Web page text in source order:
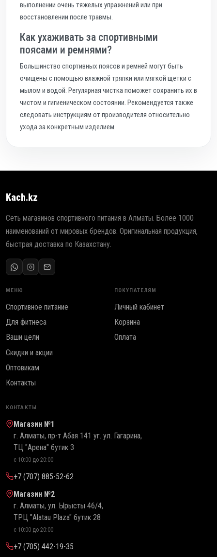
выполнении очень тяжелых упражнений или при
восстановлении после травмы.
Как ухаживать за спортивными
поясами и ремнями?
Большинство спортивных поясов и ремней могут быть
очищены с помощью влажной тряпки или мягкой щетки с
мылом и водой. Регулярная чистка поможет сохранить их в
чистом и гигиеническом состоянии. Рекомендуется также
следовать инструкциям от производителя относительно
ухода за конкретным изделием.
Kach.kz
Сеть магазинов спортивного питания в Алматы. Более 1000
наименований от мировых брендов. Оригинальная продукция,
быстрая доставка по Казахстану.
МЕНЮ
Спортивное питание
Для фитнеса
Ваши цели
Скидки и акции
Оптовикам
Контакты
ПОКУПАТЕЛЯМ
Личный кабинет
Корзина
Оплата
КОНТАКТЫ
Магазин №1
г. Алматы, пр-т Абая 141 уг. ул. Гагарина,
ТЦ "Арена" бутик 3
с 10:00 до 20:00
+7 (707) 885-52-62
Магазин №2
г. Алматы, ул. Ырысты 46/4,
ТРЦ "Alatau Plaza" бутик 28
с 10:00 до 20:00
+7 (705) 442-19-35